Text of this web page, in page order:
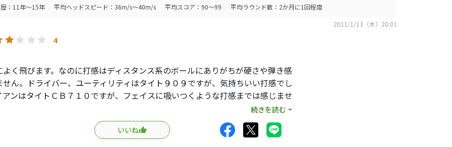
で余計なスピンが掛からず、ピンをデットに狙って行けるボールです。但しグ
VG3 ＞ V1X ≧ V1
V1 ＞ V1X ≧ VG3
ず今年の下期はVG3で勝負です(*^。^*)
道低く真っ直ぐ距離感もばっちり合いましたね。
たようです。
ル表面のキズの具合ですがキズ付きにくい方だと思います。
係(多分冬場は46〜48m/s程度)で自分にVG3ボールが合うか半信半疑でしたが今後
：11年～15年 平均ヘッドスピード：36m/s～40m/s 平均スコア：90～99
平均ラウンド数：2か月に1回程度
2011/1/13（木）20:01
4
よく飛びます。なのに打感はディスタンス系のボールにありがちが硬さや弾き感
せん。ドライバー、ユーティリティはタイト９０９ですが、気持ちいい打感でし
アンはタイトＣＢ７１０ですが、フェイスに吸いつくような打感までは感じませ
。アイアンの飛距離も一番手変わるしスピンもかかりにくいのでショートゲーム
リングに慣れが必要だと思います。 飛距離重視の方にはオススメします。
続きを読む
いいね